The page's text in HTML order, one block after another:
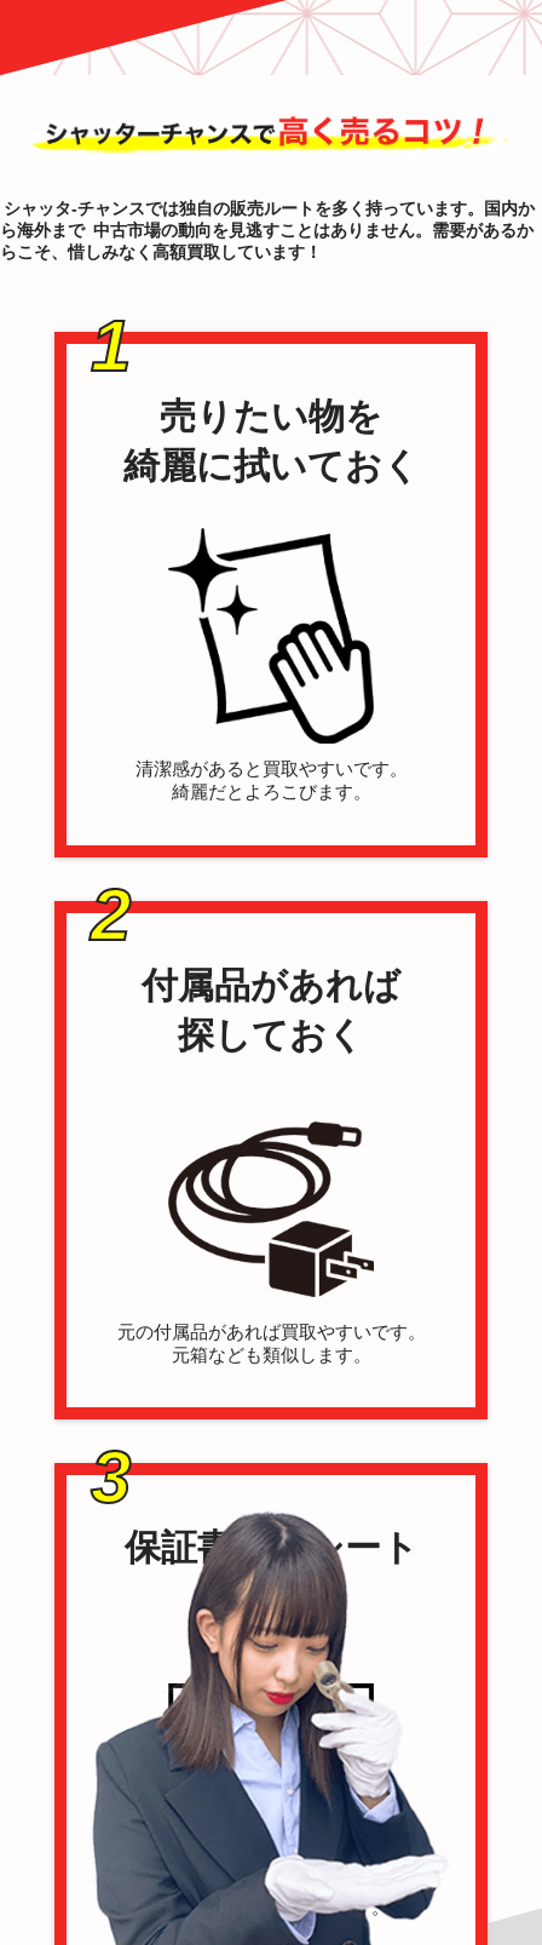
シャッタ-チャンスでは独自の販売ルートを多く持っています。国内か
ら海外まで 中古市場の動向を見逃すことはありません。需要があるか
らこそ、惜しみなく高額買取しています！
1
売りたい物を
綺麗に拭いておく
清潔感があると買取やすいです。
綺麗だとよろこびます。
2
付属品があれば
探しておく
元の付属品があれば買取やすいです。
元箱なども類似します。
3
保証書・レシート
を付ける
保証書やレシートがあると
高価買取しやすくなります。